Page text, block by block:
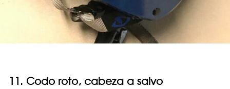
11. Codo roto, cabeza a salvo